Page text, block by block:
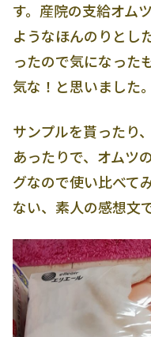
す。産院の支給オム
ようなほんのりとし
ったので気になった
気な！と思いました
サンプルを貰ったり
あったりで、オムツ
グなので使い比べて
ない、素人の感想文で